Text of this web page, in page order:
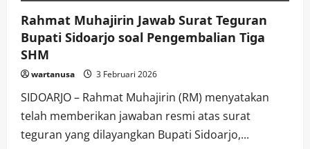
Rahmat Muhajirin Jawab Surat Teguran
Bupati Sidoarjo soal Pengembalian Tiga
SHM
wartanusa 3 Februari 2026
SIDOARJO – Rahmat Muhajirin (RM) menyatakan
telah memberikan jawaban resmi atas surat
teguran yang dilayangkan Bupati Sidoarjo,...